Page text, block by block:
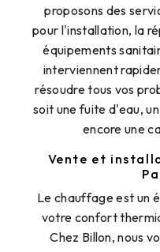
proposons des
pour l'installation, la
équipements
interviennent
résoudre tous vos
soit une fuite d'eau,
encore une
Vente et
Le chauffage est un
votre confort
Chez Billon, nous